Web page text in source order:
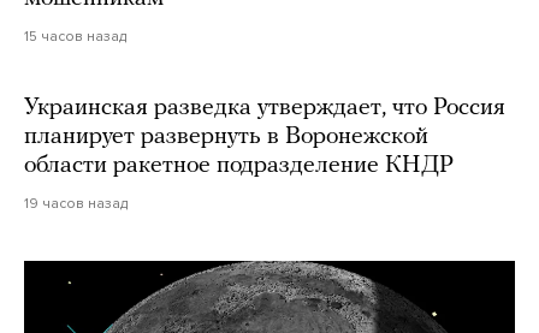
15 часов назад
Украинская разведка утверждает, что Россия
планирует развернуть в Воронежской
области ракетное подразделение КНДР
19 часов назад